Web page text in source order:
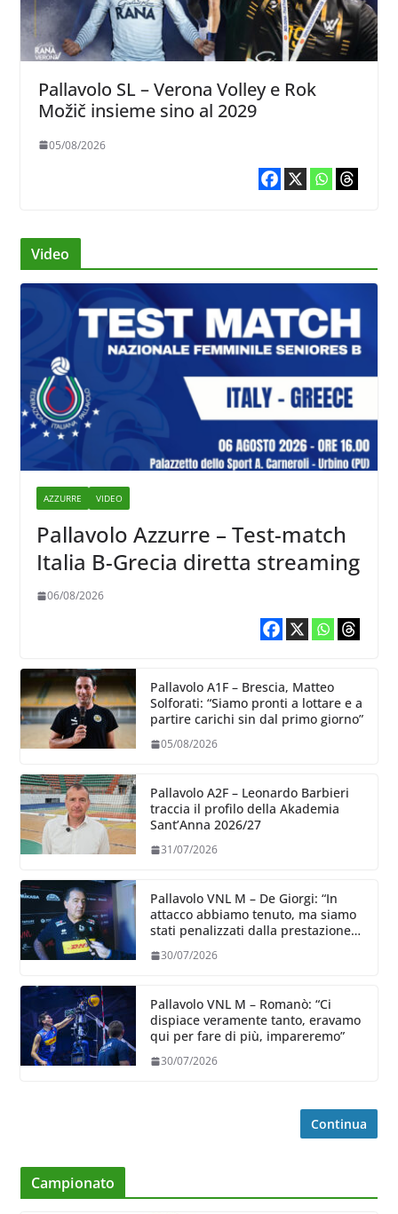
Pallavolo SL – Verona Volley e Rok
Možič insieme sino al 2029
05/08/2026
Video
AZZURRE VIDEO
Pallavolo Azzurre – Test-match
Italia B-Grecia diretta streaming
06/08/2026
Pallavolo A1F – Brescia, Matteo
Solforati: “Siamo pronti a lottare e a
partire carichi sin dal primo giorno”
05/08/2026
Pallavolo A2F – Leonardo Barbieri
traccia il profilo della Akademia
Sant’Anna 2026/27
31/07/2026
Pallavolo VNL M – De Giorgi: “In
attacco abbiamo tenuto, ma siamo
stati penalizzati dalla prestazione
30/07/2026
Pallavolo VNL M – Romanò: “Ci
dispiace veramente tanto, eravamo
qui per fare di più, impareremo”
30/07/2026
Continua
Campionato